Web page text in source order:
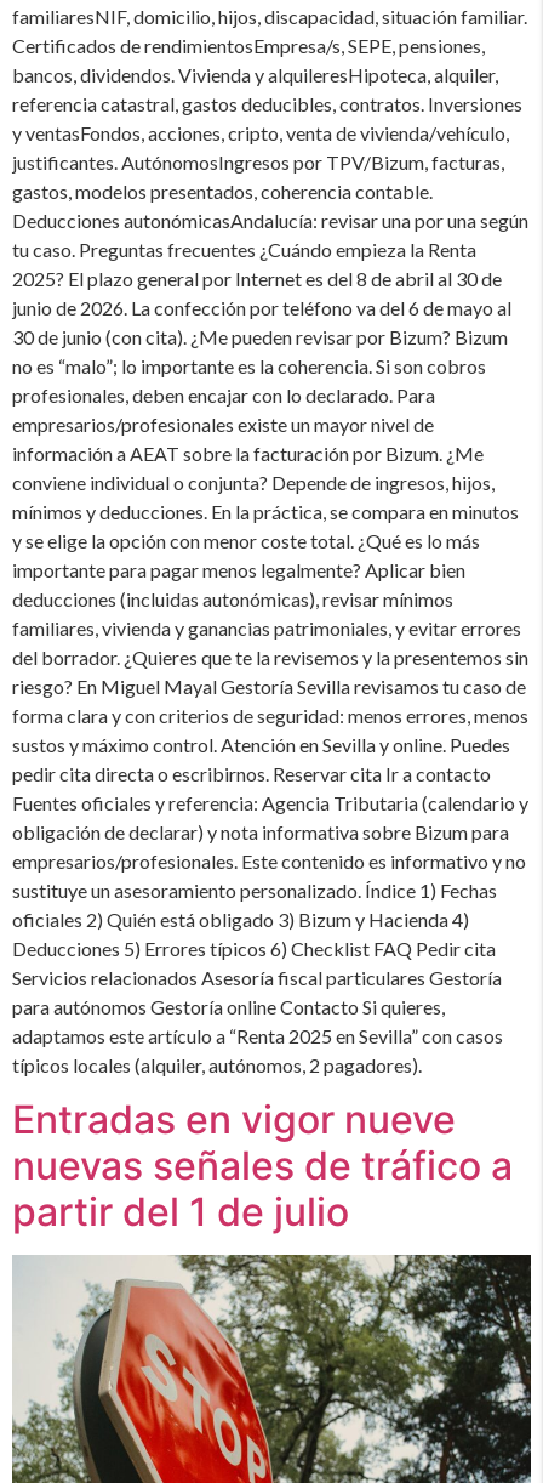
familiaresNIF, domicilio, hijos, discapacidad, situación familiar.
Certificados de rendimientosEmpresa/s, SEPE, pensiones,
bancos, dividendos. Vivienda y alquileresHipoteca, alquiler,
referencia catastral, gastos deducibles, contratos. Inversiones
y ventasFondos, acciones, cripto, venta de vivienda/vehículo,
justificantes. AutónomosIngresos por TPV/Bizum, facturas,
gastos, modelos presentados, coherencia contable.
Deducciones autonómicasAndalucía: revisar una por una según
tu caso. Preguntas frecuentes ¿Cuándo empieza la Renta
2025? El plazo general por Internet es del 8 de abril al 30 de
junio de 2026. La confección por teléfono va del 6 de mayo al
30 de junio (con cita). ¿Me pueden revisar por Bizum? Bizum
no es “malo”; lo importante es la coherencia. Si son cobros
profesionales, deben encajar con lo declarado. Para
empresarios/profesionales existe un mayor nivel de
información a AEAT sobre la facturación por Bizum. ¿Me
conviene individual o conjunta? Depende de ingresos, hijos,
mínimos y deducciones. En la práctica, se compara en minutos
y se elige la opción con menor coste total. ¿Qué es lo más
importante para pagar menos legalmente? Aplicar bien
deducciones (incluidas autonómicas), revisar mínimos
familiares, vivienda y ganancias patrimoniales, y evitar errores
del borrador. ¿Quieres que te la revisemos y la presentemos sin
riesgo? En Miguel Mayal Gestoría Sevilla revisamos tu caso de
forma clara y con criterios de seguridad: menos errores, menos
sustos y máximo control. Atención en Sevilla y online. Puedes
pedir cita directa o escribirnos. Reservar cita Ir a contacto
Fuentes oficiales y referencia: Agencia Tributaria (calendario y
obligación de declarar) y nota informativa sobre Bizum para
empresarios/profesionales. Este contenido es informativo y no
sustituye un asesoramiento personalizado. Índice 1) Fechas
oficiales 2) Quién está obligado 3) Bizum y Hacienda 4)
Deducciones 5) Errores típicos 6) Checklist FAQ Pedir cita
Servicios relacionados Asesoría fiscal particulares Gestoría
para autónomos Gestoría online Contacto Si quieres,
adaptamos este artículo a “Renta 2025 en Sevilla” con casos
típicos locales (alquiler, autónomos, 2 pagadores).
Entradas en vigor nueve
nuevas señales de tráfico a
partir del 1 de julio